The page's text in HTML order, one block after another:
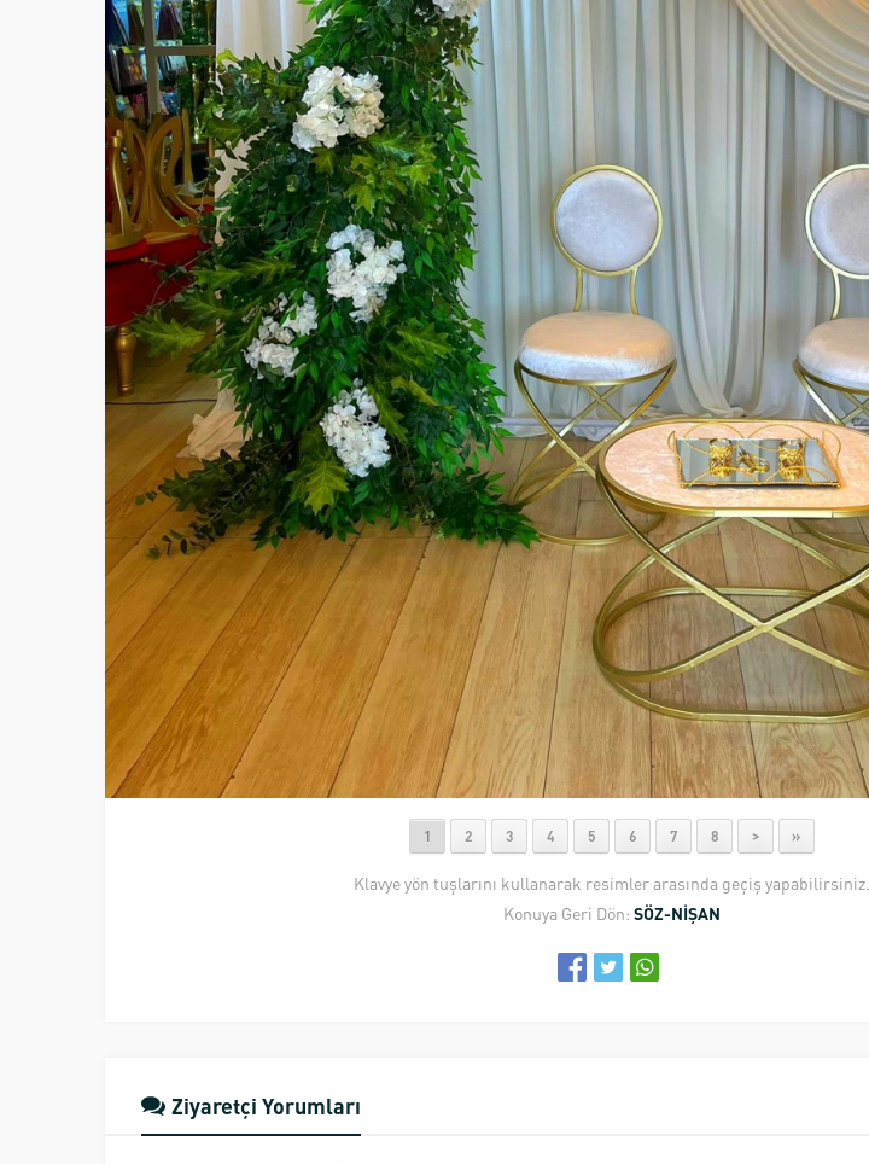
1 2 3 4 5 6 7 8 > »
Klavye yön tuşlarını kullanarak resimler arasında geçiş yapabilirsiniz.
Konuya Geri Dön: SÖZ-NİŞAN
Ziyaretçi Yorumları